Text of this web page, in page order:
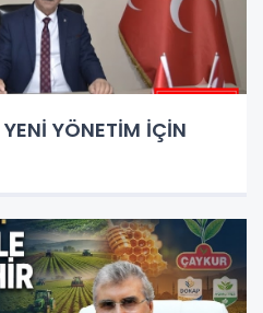
YENİ YÖNETİM İÇİN